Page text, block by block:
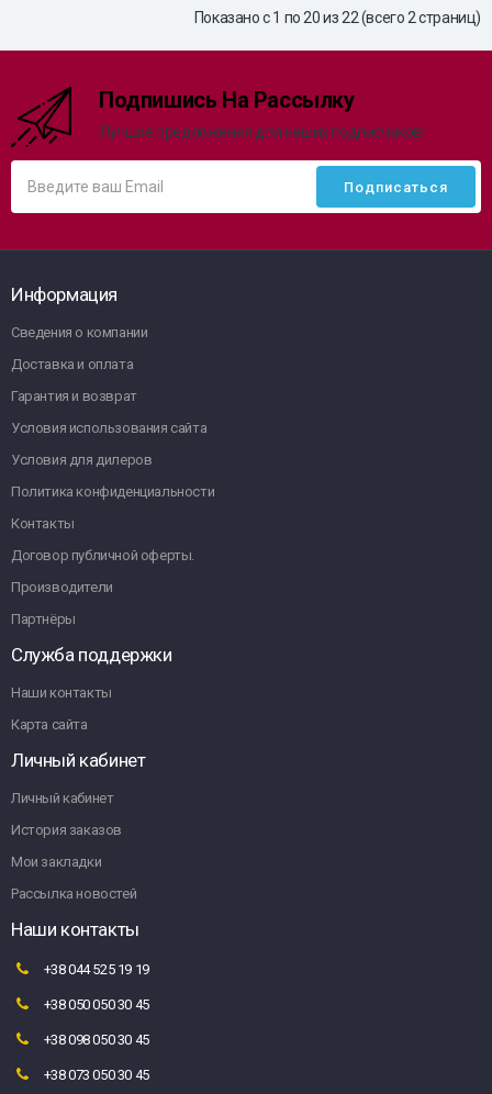
Показано с 1 по 20 из 22 (всего 2 страниц)
Подпишись На Рассылку
Лучшие предложения для наших подписчиков!
Информация
Сведения о компании
Доставка и оплата
Гарантия и возврат
Условия использования сайта
Условия для дилеров
Политика конфиденциальности
Контакты
Договор публичной оферты.
Производители
Партнёры
Служба поддержки
Наши контакты
Карта сайта
Личный кабинет
Личный кабинет
История заказов
Мои закладки
Рассылка новостей
Наши контакты
+38 044 525 19 19
+38 050 050 30 45
+38 098 050 30 45
+38 073 050 30 45